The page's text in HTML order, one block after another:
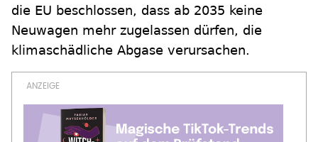
die EU beschlossen, dass ab 2035 keine
Neuwagen mehr zugelassen dürfen, die
klimaschädliche Abgase verursachen.